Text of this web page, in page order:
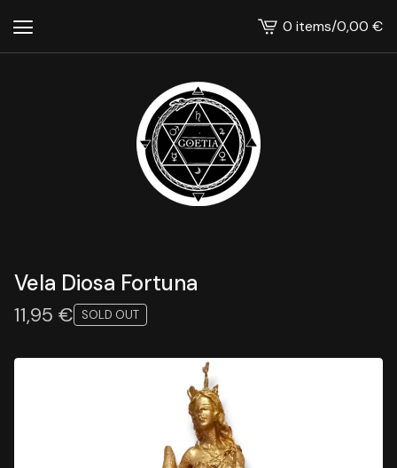
View
cart
0 items/0,00 €
Vela Diosa Fortuna
11,95 € SOLD OUT